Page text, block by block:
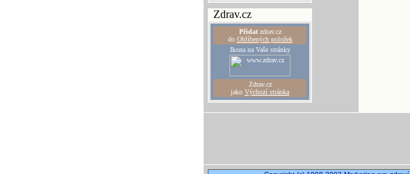
Zdrav.cz
Přidatzdrav.cz
do Oblíbených položek
Ikona na Vaše stránky
Zdrav.cz
jako Výchozí stránka